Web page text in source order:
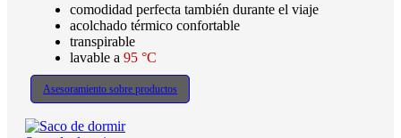
comodidad perfecta también durante el viaje
acolchado térmico confortable
transpirable
lavable a 95 °C
Asesoramiento sobre productos